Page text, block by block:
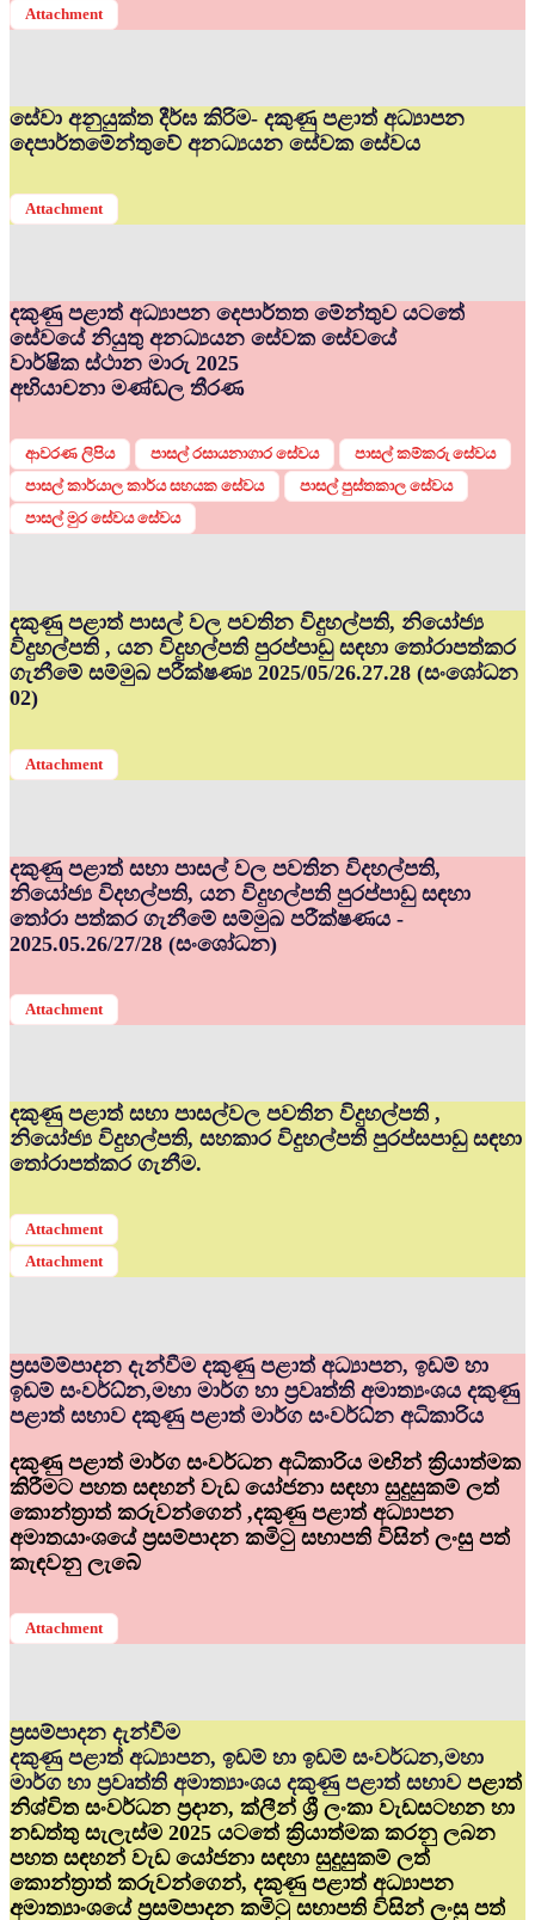
Attachment
සේවා අනුයුක්ත දීර්ඝ කිරිම- දකුණු පළාත් අධ්‍යාපන
දෙපාර්තමේන්තුවේ අනධ්‍යයන සේවක සේවය
Attachment
දකුණු පළාත් අධ්‍යාපන දෙපාර්තත මේන්තුව යටතේ
සේවයේ නියුතු අනධ්‍යයන සේවක සේවයේ
වාර්ෂික ස්ථාන මාරු 2025
අභියාචනා මණ්ඩල තීරණ
ආවරණ ලිපිය පාසල් රසායනාගාර සේවය
පාසල් කම්කරු සේවය
පාසල් කාර්යාල කාර්ය සහයක සේවය
පාසල් පුස්තකාල සේවය
පාසල් මුර සේවය සේවය
දකුණු පළාත් පාසල් වල පවතින විදුහල්පති, නියෝජ්‍ය
විදුහල්පති , යන විදුහල්පති පුරප්පාඩු සඳහා තෝරාපත්කර
ගැනීමේ සම්මුඛ පරීක්ෂණ්‍ය 2025/05/26.27.28 (සංශෝධන
02)
Attachment
දකුණු පළාත් සභා පාසල් වල පවතින විදහල්පති,
නියෝජ්‍ය විදහල්පති, යන විදුහල්පති පුරප්පාඩු සඳහා
තෝරා පත්කර ගැනීමේ සම්මුඛ පරීක්ෂණය -
2025.05.26/27/28 (සංශෝධන)
Attachment
දකුණු පළාත් සභා පාසල්වල පවතින විදුහල්පති ,
නියෝජ්‍ය විදුහල්පති, සහකාර විදුහල්පති පුරප්සපාඩු සඳහා
තෝරාපත්කර ගැනීම.
Attachment
Attachment
ප්‍රසම්ම්පාදන දැන්වීම දකුණු පළාත් අධ්‍යාපන, ඉඩම් හා
ඉඩම් සංවර්ධ්‍න,මහා මාර්ග හා ප්‍රවෘත්ති අමාත්‍යංශය දකුණු
පළාත් සභාව දකුණු පළාත් මාර්ග සංවර්ධ්‍න අධිකාරිය
දකුණු පළාත් මාර්ග සංවර්ධන අධිකාරිය මඟින් ක්‍රියාත්මක
කිරීමට පහත සඳහන් වැඩ යෝජනා සඳහා සුදුසුකම් ලත්
කොන්ත්‍රාත් කරුවන්ගෙන් ,දකුණු පළාත් අධ්‍යාපන
අමාතයාංශයේ ප්‍රසම්පාදන කමිටු සභාපති විසින් ලංසු පත්
කැඳවනු ලැබේ
Attachment
ප්‍රසම්පාදන දැන්වීම
දකුණු පළාත් අධ්‍යාපන, ඉඩම් හා ඉඩම් සංවර්ධන,මහා
මාර්ග හා ප්‍රවෘත්ති අමාත්‍යාංශය දකුණු පළාත් සභාව පළාත්
නිශ්චිත සංවර්ධන ප්‍රදාන, ක්ලීන් ශ්‍රී ලංකා වැඩසටහන හා
නඩත්තු සැලැස්ම 2025 යටතේ ක්‍රියාත්මක කරනු ලබන
පහත සඳහන් වැඩ යෝජනා සඳහා සුදුසුකම් ලත්
කොන්ත්‍රාත් කරුවන්ගෙන්, දකුණු පළාත් අධ්‍යාපන
අමාත්‍යාංශයේ ප්‍රසම්පාදන කමිටු සභාපති විසින් ලංසු පත්